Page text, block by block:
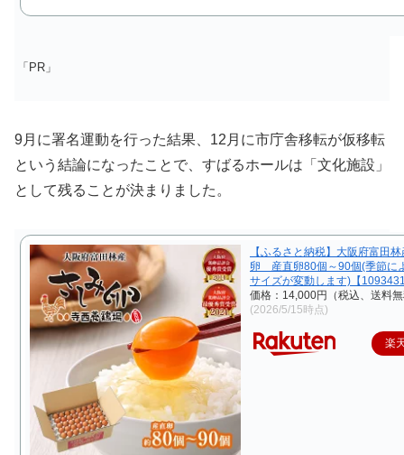
「PR」
9月に署名運動を行った結果、12月に市庁舎移転が仮移転
という結論になったことで、すばるホールは「文化施設」
として残ることが決まりました。
【ふるさと納税】大阪府富田
卵 産直卵80個～90個(季節に
サイズが変動します)【
価格：14,000円（税込、送料
(2026/5/15時点)
楽